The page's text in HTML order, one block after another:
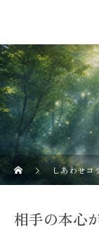
しあわせコ
相手の本心